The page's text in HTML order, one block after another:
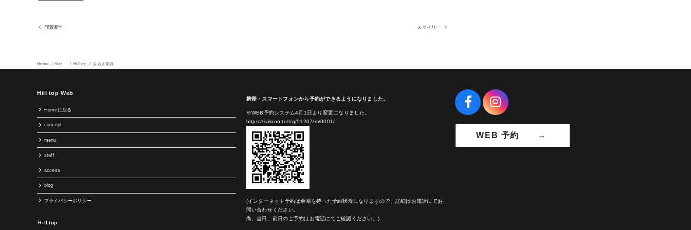
謹賀新年 スマイリー
Home blog Hill top さぬき家具
Hill top Web
Homeに戻る
concept
menu
staff
access
blog
プライバシーポリシー
Ｈill top
携帯・スマートフォンから予約ができるようになりました。
※WEB予約システム4月1日より変更になりました。
https://saloon.to/r/g/51207/m/0001/
(インターネット予約は余裕を持った予約状況になりますので、詳細はお電話にてお
問い合わせください。
尚、当日、前日のご予約はお電話にてご確認ください。)
WEB 予約 →